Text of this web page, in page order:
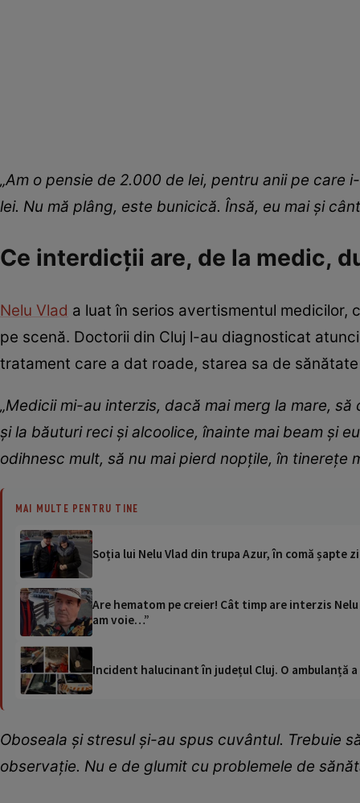
„Am o pensie de 2.000 de lei, pentru anii pe
lei. Nu mă plâng, este bunicică. Însă, eu mai și
Ce interdicții are, de la medic,
Nelu Vlad a luat în serios avertismentul
pe scenă. Doctorii din Cluj l-au diagnosticat
tratament care a dat roade, starea sa de
„Medicii mi-au interzis, dacă mai merg la mare,
și la băuturi reci și alcoolice, înainte mai beam și
odihnesc mult, să nu mai pierd nopțile, în tinerețe
MAI MULTE PENTRU TINE
Soția lui Nelu Vlad din trupa Azur, în comă
Are hematom pe creier! Cât timp are interzis Nelu
am voie…”
Incident halucinant în județul Cluj. O ambulanță
Oboseala și stresul și-au spus cuvântul. Trebuie
observație. Nu e de glumit cu problemele de